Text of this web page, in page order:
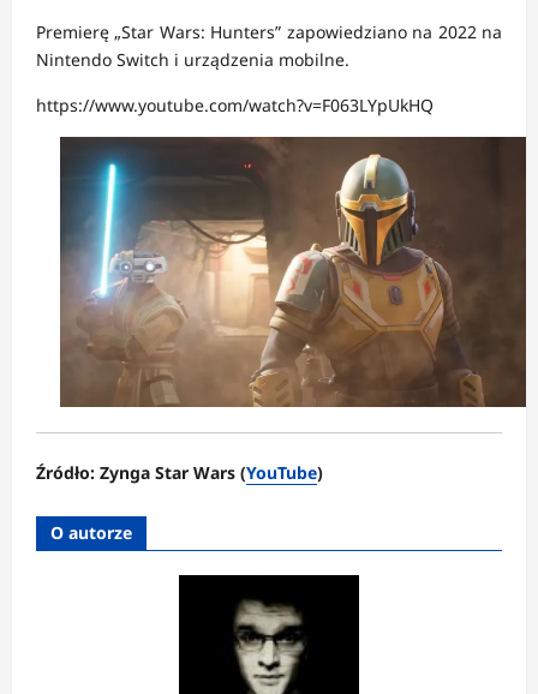
Premierę „Star Wars: Hunters” zapowiedziano na 2022 na
Nintendo Switch i urządzenia mobilne.
https://www.youtube.com/watch?v=F063LYpUkHQ
Źródło: Zynga Star Wars (YouTube)
O autorze